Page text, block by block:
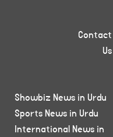
Contact
Us
Showbiz News in Urdu
Sports News in Urdu
International News in